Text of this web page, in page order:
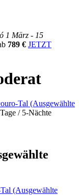
1 März - 15
789 € JETZT
Tal (Ausgewählte
/ 5-Nächte
(Ausgewählte